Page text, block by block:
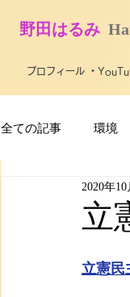
​野田はるみ
プロフィール ・
全ての記事 環境
最新技術・テク
障が
立
2020年10
立憲民